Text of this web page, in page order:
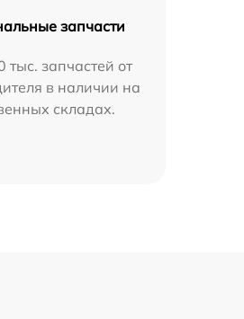
запчасти
тыс. запчастей от
в наличии на
складах.